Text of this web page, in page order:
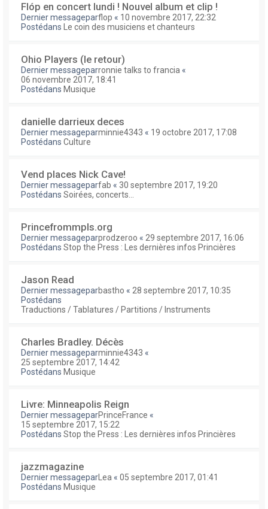
Flóp en concert lundi ! Nouvel album et clip !
Dernier messageparflop « 10 novembre 2017, 22:32
Postédans
Le coin des musiciens et chanteurs
Ohio Players (le retour)
Dernier messageparronnie talks to francia «
06 novembre 2017, 18:41
Postédans Musique
danielle darrieux deces
Dernier messageparminnie4343 « 19 octobre 2017, 17:08
Postédans Culture
Vend places Nick Cave!
Dernier messageparfab « 30 septembre 2017, 19:20
Postédans Soirées, concerts...
Princefrommpls.org
Dernier messageparprodzeroo « 29 septembre 2017, 16:06
Postédans Stop the Press : Les dernières infos Princières
Jason Read
Dernier messageparbastho « 28 septembre 2017, 10:35
Postédans
Traductions / Tablatures / Partitions / Instruments
Charles Bradley. Décès
Dernier messageparminnie4343 «
25 septembre 2017, 14:42
Postédans Musique
Livre: Minneapolis Reign
Dernier messageparPrinceFrance «
15 septembre 2017, 15:22
Postédans Stop the Press : Les dernières infos Princières
jazzmagazine
Dernier messagepar Lea « 05 septembre 2017, 01:41
Postédans Musique